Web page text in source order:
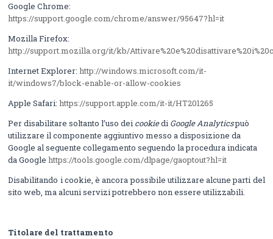
Google Chrome:
https://support.google.com/chrome/answer/95647?hl=it
Mozilla Firefox:
http://support.mozilla.org/it/kb/
Internet Explorer:http://windows.microsoft.com/it-
it/windows7/block-enable-or-allow-cookies
Apple Safari:https://support.apple.com/it-it/HT201265
Per disabilitare soltanto l’uso dei cookiedi Google Analyticspuò
utilizzare il componente aggiuntivo messo a disposizione da
Google al seguente collegamento seguendo la proceduraindicata
da Googlehttps://tools.google.com/dlpage/gaoptout?hl=it
Disabilitando i cookie, è ancora possibile utilizzare alcune parti del
sito web, ma alcuni servizi potrebbero non essere utilizzabili.
Titolare del trattamento